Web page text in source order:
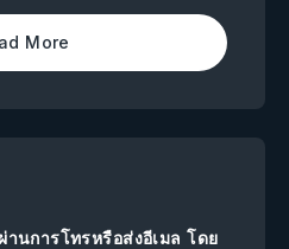
More
นการโทรหรือส่งอีเมล โดย